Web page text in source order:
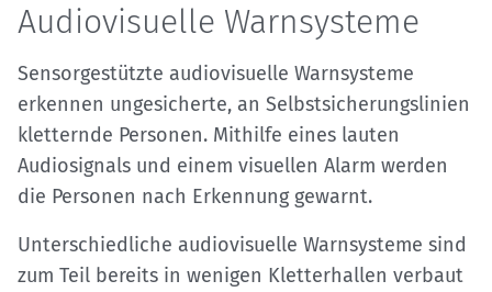
Audiovisuelle Warnsysteme
Sensorgestützte audiovisuelle Warnsysteme
erkennen ungesicherte, an Selbstsicherungslinien
kletternde Personen. Mithilfe eines lauten
Audiosignals und einem visuellen Alarm werden
die Personen nach Erkennung gewarnt.
Unterschiedliche audiovisuelle Warnsysteme sind
zum Teil bereits in wenigen Kletterhallen verbaut